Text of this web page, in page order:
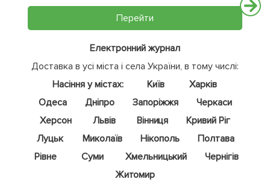
Перейти
Електронний журнал
Доставка в усі міста і села України, в тому числі:
Насіння у містах:
Київ
Харків
Одеса
Дніпро Запоріжжя
Черкаси
Херсон
Львів Вінниця
Кривий Ріг
Луцьк
Миколаїв Нікополь
Полтава
Рівне
Суми Хмельницький
Чернігів
Житомир